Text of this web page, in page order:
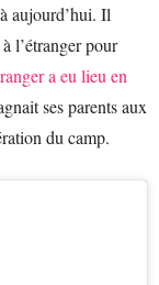
aujourd’hui. Il
l’étranger pour
a eu lieu en
ses parents aux
du camp.